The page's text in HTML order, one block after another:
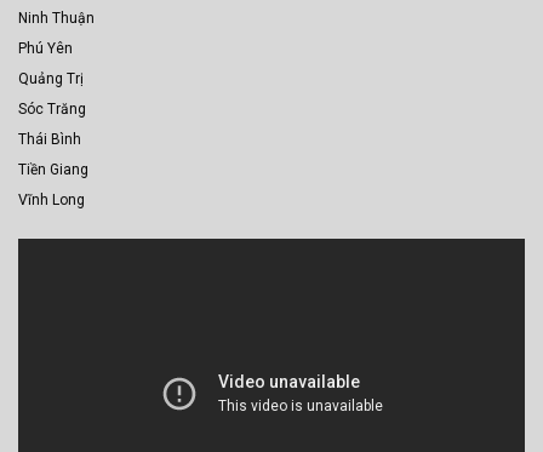
Ninh Thuận
Phú Yên
Quảng Trị
Sóc Trăng
Thái Bình
Tiền Giang
Vĩnh Long